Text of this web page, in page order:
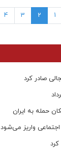
1
2
3
4
صادر کرد
حمله به ایران
واریز می‌شود